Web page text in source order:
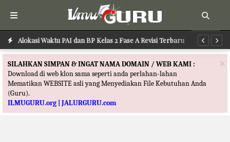
Alokasi Waktu PAI dan BP Kelas 2 Fase A Revisi Terbaru
×
SILAHKAN SIMPAN & INGAT NAMA DOMAIN / WEB KAMI :
Download di web klon sama seperti anda perlahan-lahan
Mematikan WEBSITE asli yang Menyediakan File Kebutuhan Anda
(Guru).
ILMUGURU.org | JALURGURU.com